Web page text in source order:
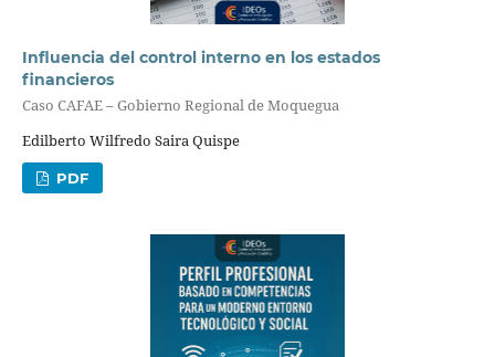
Influencia del control interno en los estados
financieros
Caso CAFAE – Gobierno Regional de Moquegua
Edilberto Wilfredo Saira Quispe
PDF